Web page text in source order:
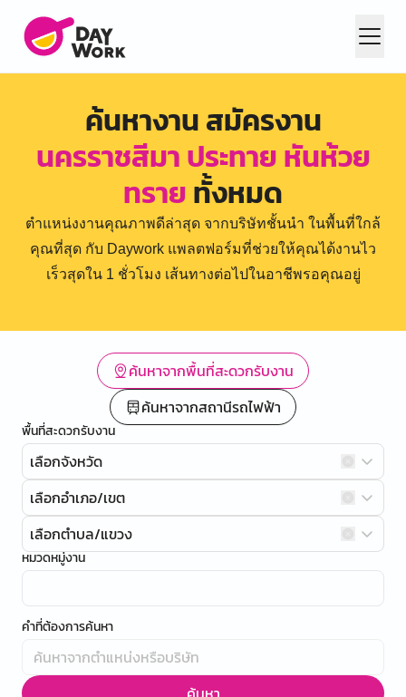
ค้นหางาน สมัครงาน
นครราชสีมา ประทาย หันห้วย
ทรายทั้งหมด
ตำแหน่งงานคุณภาพดีล่าสุด จากบริษัทชั้นนำ ในพื้นที่ใกล้
คุณที่สุด กับ Daywork แพลตฟอร์มที่ช่วยให้คุณได้งานไว
เร็วสุดใน 1 ชั่วโมง เส้นทางต่อไปในอาชีพรอคุณอยู่
ค้นหาจากพื้นที่สะดวกรับงาน
ค้นหาจากสถานีรถไฟฟ้า
พื้นที่สะดวกรับงาน
เลือกจังหวัด
เลือกอำเภอ/เขต
เลือกตำบล/แขวง
หมวดหมู่งาน
คำที่ต้องการค้นหา